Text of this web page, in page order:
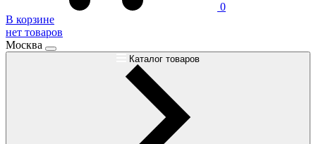
0
В корзине
нет товаров
Москва
Каталог товаров